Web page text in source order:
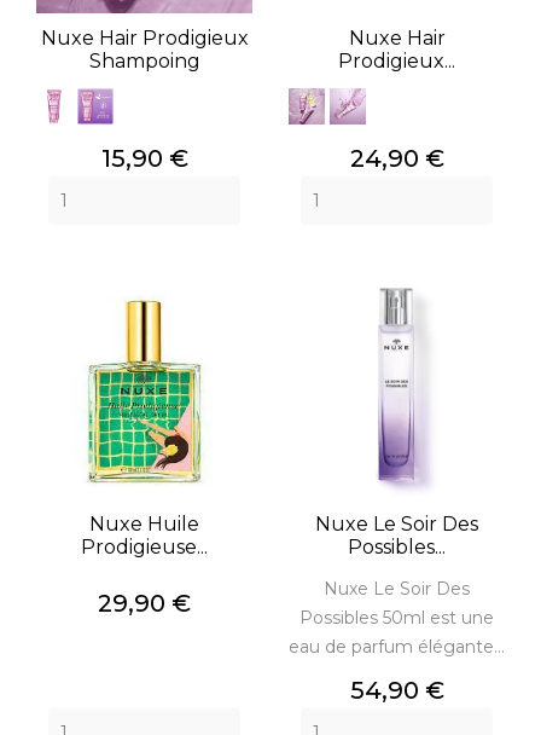
Nuxe Hair Prodigieux
Shampoing
Prix
15,90 €
Nuxe Hair
Prodigieux...
Prix
24,90 €
Nuxe Huile
Prodigieuse...
Prix
29,90 €
Nuxe Le Soir Des
Possibles...
Nuxe Le Soir Des
Possibles 50ml est une
eau de parfum élégante...
Prix
54,90 €